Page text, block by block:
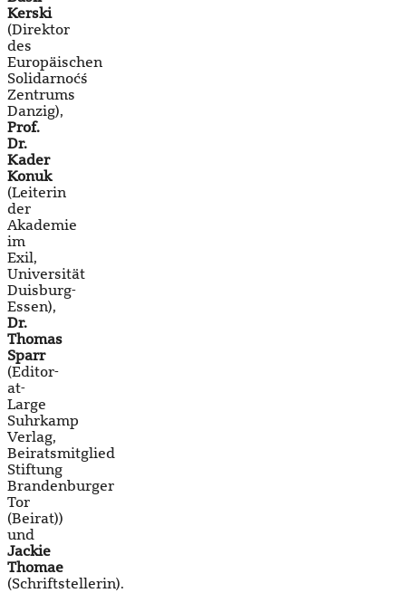
Kerski
(Direktor
des
Europäischen
Solidarnoćś
Zentrums
Danzig),
Prof.
Dr.
Kader
Konuk
(Leiterin
der
Akademie
im
Exil,
Universität
Duisburg-
Essen),
Dr.
Thomas
Sparr
(Editor-
at-
Large
Suhrkamp
Verlag,
Beiratsmitglied
Stiftung
Brandenburger
Tor
(Beirat))
und
Jackie
Thomae
(Schriftstellerin).